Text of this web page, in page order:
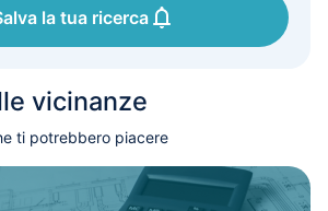
la tua ricerca
vicinanze
ti potrebbero piacere